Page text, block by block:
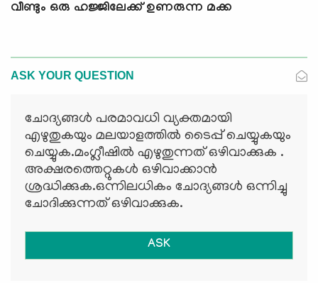
വീണ്ടും ഒരു ഹജ്ജിലേക്ക് ഉണരുന്ന മക്ക
ASK YOUR QUESTION
ചോദ്യങ്ങള്‍ പരമാവധി വ്യക്തമായി
എഴുതുകയും മലയാളത്തില്‍ ടൈപ്പ് ചെയ്യുകയും
ചെയ്യുക.മംഗ്ലീഷില്‍ എഴുതുന്നത് ഒഴിവാക്കുക .
അക്ഷരത്തെറ്റുകള്‍ ഒഴിവാക്കാന്‍
ശ്രദ്ധിക്കുക.ഒന്നിലധികം ചോദ്യങ്ങള്‍ ഒന്നിച്ചു
ചോദിക്കുന്നത് ഒഴിവാക്കുക.
ASK